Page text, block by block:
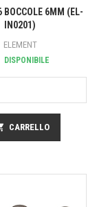
BOCCOLE 6MM (EL-
IN0201)
ELEMENT
DISPONIBILE
CARRELLO